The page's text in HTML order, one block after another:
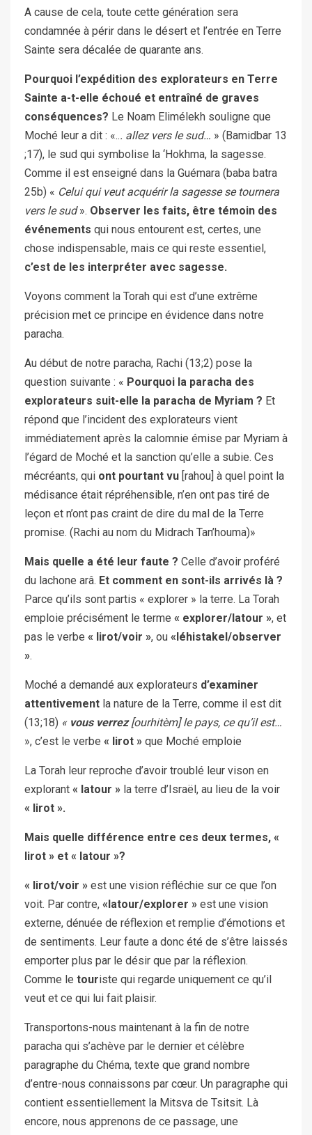
A cause de cela, toute cette génération sera
condamnée à périr dans le désert et l’entrée en Terre
Sainte sera décalée de quarante ans.
Pourquoi l’expédition des explorateurs en Terre
Sainte a-t-elle échoué et entraîné de graves
conséquences? Le Noam Elimélekh souligne que
Moché leur a dit : «... allez vers le sud… » (Bamidbar 13
;17), le sud qui symbolise la ‘Hokhma, la sagesse.
Comme il est enseigné dans la Guémara (baba batra
25b) « Celui qui veut acquérir la sagesse se tournera
vers le sud». Observer les faits, être témoin des
événements qui nous entourent est, certes, une
chose indispensable, mais ce qui reste essentiel,
c’est de les interpréter avec sagesse.
Voyons comment la Torah qui est d’une extrême
précision met ce principe en évidence dans notre
paracha.
Au début de notre paracha, Rachi (13;2) pose la
question suivante : « Pourquoi la paracha des
explorateurs suit-elle la paracha de Myriam ? Et
répond que l’incident des explorateurs vient
immédiatement après la calomnie émise par Myriam à
l’égard de Moché et la sanction qu’elle a subie. Ces
mécréants, qui ont pourtant vu [rahou] à quel point la
médisance était répréhensible, n’en ont pas tiré de
leçon et n’ont pas craint de dire du mal de la Terre
promise. (Rachi au nom du Midrach Tan’houma)»
Mais quelle a été leur faute ? Celle d’avoir proféré
du lachone arâ. Et comment en sont-ils arrivés là ?
Parce qu’ils sont partis « explorer » la terre. La Torah
emploie précisément le terme « explorer/latour », et
pas le verbe « lirot/voir », ou «léhistakel/observer
».
Moché a demandé aux explorateurs d’examiner
attentivement la nature de la Terre, comme il est dit
(13;18) « vous verrez[ourhitèm] le pays, ce qu’il est…
», c’est le verbe « lirot » que Moché emploie
La Torah leur reproche d’avoir troublé leur vison en
explorant « latour » la terre d’Israël, au lieu de la voir
« lirot ».
Mais quelle différence entre ces deux termes, «
lirot » et « latour »?
« lirot/voir » est une vision réfléchie sur ce que l’on
voit. Par contre, «latour/explorer » est une vision
externe, dénuée de réflexion et remplie d’émotions et
de sentiments. Leur faute a donc été de s’être laissés
emporter plus par le désir que par la réflexion.
Comme le touriste qui regarde uniquement ce qu’il
veut et ce qui lui fait plaisir.
Transportons-nous maintenant à la fin de notre
paracha qui s’achève par le dernier et célèbre
paragraphe du Chéma, texte que grand nombre
d’entre-nous connaissons par cœur. Un paragraphe qui
contient essentiellement la Mitsva de Tsitsit. Là
encore, nous apprenons de ce passage, une